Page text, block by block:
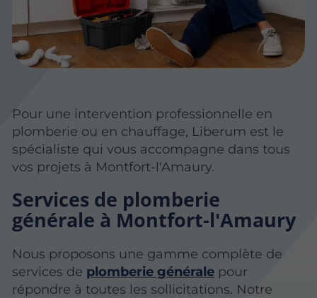
Pour une intervention professionnelle en
plomberie ou en chauffage, Liberum est le
spécialiste qui vous accompagne dans tous
vos projets à Montfort-l'Amaury.
Services de plomberie
générale à Montfort-l'Amaury
Nous proposons une gamme complète de
services de plomberie générale pour
répondre à toutes les sollicitations. Notre